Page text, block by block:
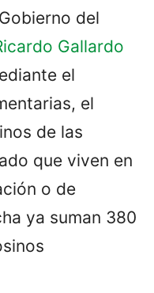
del
Gallardo
el
el
de las
que viven en
o de
ya suman 380